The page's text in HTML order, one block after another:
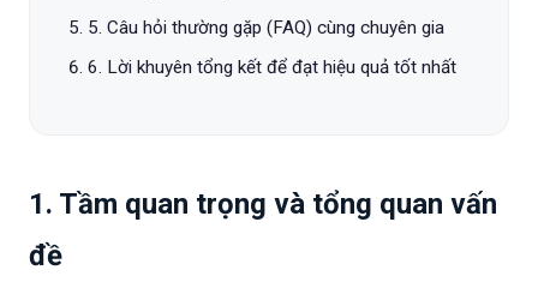
5. Câu hỏi thường gặp (FAQ) cùng chuyên gia
6. Lời khuyên tổng kết để đạt hiệu quả tốt nhất
1. Tầm quan trọng và tổng quan vấn
đề